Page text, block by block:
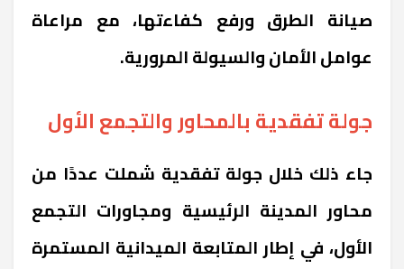
صيانة الطرق ورفع كفاءتها، مع مراعاة
عوامل الأمان والسيولة المرورية.
جولة تفقدية بالمحاور والتجمع الأول
جاء ذلك خلال جولة تفقدية شملت عددًا من
محاور المدينة الرئيسية ومجاورات التجمع
الأول، في إطار المتابعة الميدانية المستمرة